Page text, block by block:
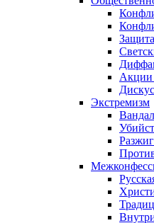
Акции
Экстремизм